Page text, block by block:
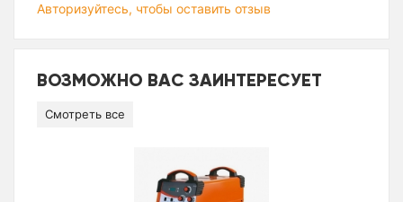
Авторизуйтесь, чтобы оставить отзыв
ВОЗМОЖНО ВАС ЗАИНТЕРЕСУЕТ
Смотреть все